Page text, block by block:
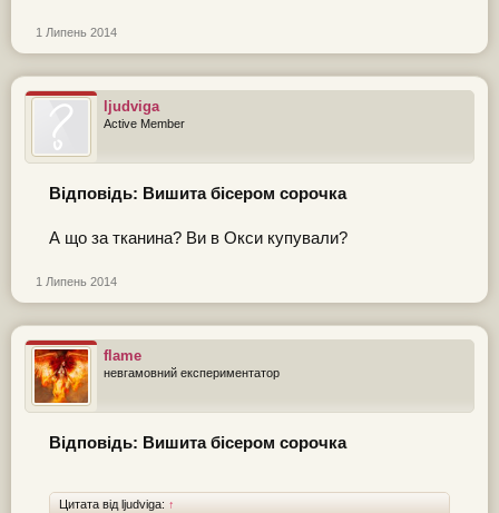
1 Липень 2014
ljudviga
Active Member
Відповідь: Вишита бісером сорочка
А що за тканина? Ви в Окси купували?
1 Липень 2014
flame
невгамовний експериментатор
Відповідь: Вишита бісером сорочка
Цитата від ljudviga: ↑